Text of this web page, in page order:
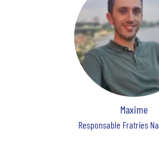
Maxime
Responsable Fratries